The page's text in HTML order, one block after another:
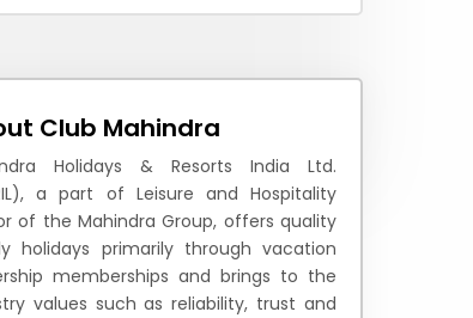
Club Mahindra
Holidays & Resorts India Ltd.
a part of Leisure and Hospitality
of the Mahindra Group, offers quality
holidays primarily through vacation
memberships and brings to the
values such as reliability, trust and